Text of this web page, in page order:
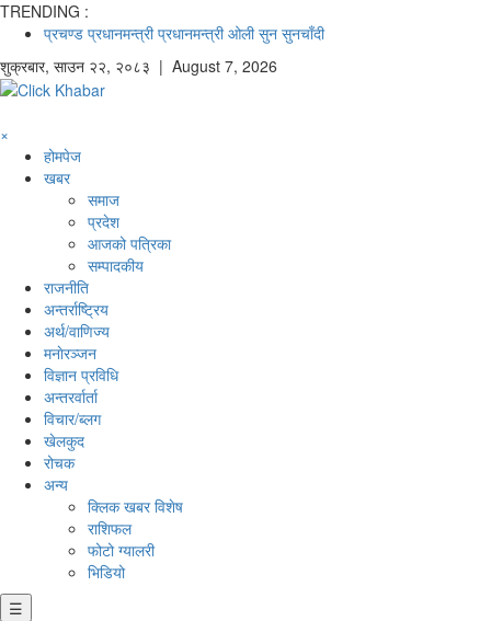
TRENDING :
प्रचण्ड प्रधानमन्त्री प्रधानमन्त्री ओली सुन सुनचाँदी
शुक्रबार, साउन २२, २०८३ | August 7, 2026
×
होमपेज
खबर
समाज
प्रदेश
आजको पत्रिका
सम्पादकीय
राजनीति
अन्तर्राष्ट्रिय
अर्थ/वाणिज्य
मनाेरञ्जन
विज्ञान प्रविधि
अन्तरर्वार्ता
विचार/ब्लग
खेलकुद
रोचक
अन्य
क्लिक खबर विशेष
राशिफल
फोटो ग्यालरी
भिडियो
☰